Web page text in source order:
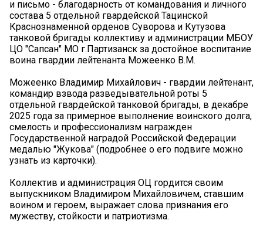
и письмо - благодарность от командования и личного
состава 5 отдельной гвардейской Тацинской
Краснознаменной орденов Суворова и Кутузова
танковой бригады коллективу и администрации МБОУ
ЦО "Сапсан" МО г.Партизанск за достойное воспитание
воина гвардии лейтенанта Можеенко В.М.
Можеенко Владимир Михайлович - гвардии лейтенант,
командир взвода разведывательной роты 5
отдельной гвардейской танковой бригады, в декабре
2025 года за примерное выполнение воинского долга,
смелость и профессионализм награжден
Государственной наградой Российской Федерации
медалью "Жукова" (подробнее о его подвиге можно
узнать из карточки).
Коллектив и администрация ОЦ гордится своим
выпускником Владимиром Михайловичем, ставшим
воином и героем, выражает слова признания его
мужеству, стойкости и патриотизма.